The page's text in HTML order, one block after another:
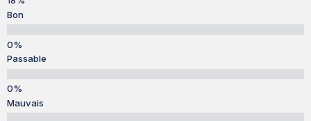
Bon
Passable
Mauvais